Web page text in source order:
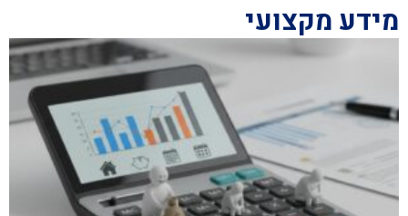
מידע מקצועי